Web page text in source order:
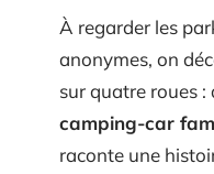
À regarder les
anonymes, on
sur quatre roues :
camping-car
raconte une